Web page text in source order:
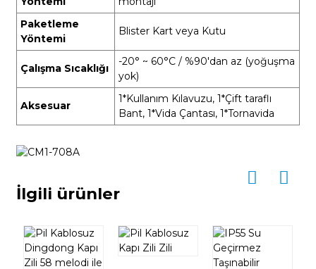
Paketleme
Yöntemi
Blister Kart veya Kutu
Çalışma Sıcaklığı
-20° ~ 60°C / %90'dan az (yoğuşma
yok)
Aksesuar
1*Kullanım Kılavuzu, 1*Çift taraflı
Bant, 1*Vida Çantası, 1*Tornavida
İlgili ürünler